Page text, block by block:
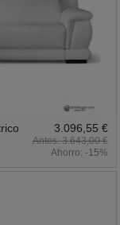
3.096,55 €
3.643,00 €
Ahorro: -15%